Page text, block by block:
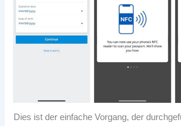
Dies ist der einfache Vorgang, der